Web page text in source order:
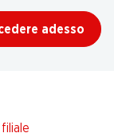
adesso